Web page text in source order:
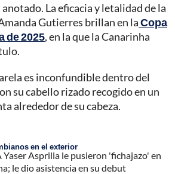
La eficacia y letalidad de la
Gutierres brillan en laCopa
de 2025, en la que la Canarinha
es inconfundible dentro del
su cabello rizado recogido en un
alrededor de su cabeza.
en el exterior
Yaser Asprilla le pusieron 'fichajazo' en
le dio asistencia en su debut